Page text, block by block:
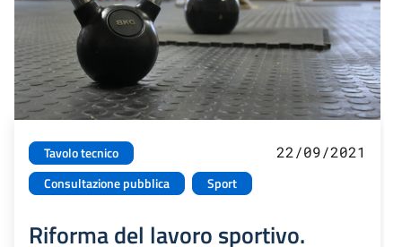
Tavolo tecnico
Consultazione pubblica
Sport
22/09/2021
Riforma del lavoro sportivo.